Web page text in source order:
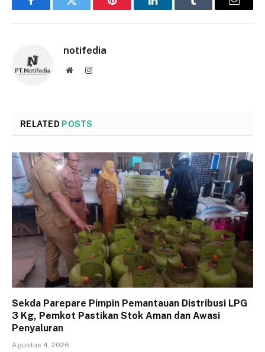
FacebookTwitter Pinterest LinkedInTumblr Email
notifedia
WebsiteInstagram
RELATED POSTS
Sekda Parepare Pimpin Pemantauan Distribusi LPG
3 Kg, Pemkot Pastikan Stok Aman dan Awasi
Penyaluran
Agustus 4, 2026